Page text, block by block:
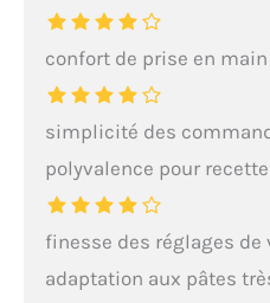
confort de prise en
simplicité des
polyvalence pour
finesse des réglages de
adaptation aux pâtes